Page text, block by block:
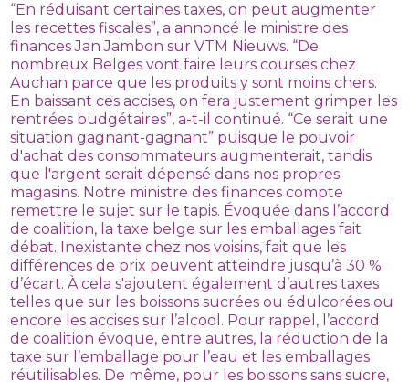
“En réduisant certaines taxes, on peut augmenter
les recettes fiscales”, a annoncé le ministre des
finances Jan Jambon sur VTM Nieuws. “De
nombreux Belges vont faire leurs courses chez
Auchan parce que les produits y sont moins chers.
En baissant ces accises, on fera justement grimper les
rentrées budgétaires”, a-t-il continué. “Ce serait une
situation gagnant-gagnant” puisque le pouvoir
d'achat des consommateurs augmenterait, tandis
que l'argent serait dépensé dans nos propres
magasins. Notre ministre des finances compte
remettre le sujet sur le tapis. Évoquée dans l’accord
de coalition, la taxe belge sur les emballages fait
débat. Inexistante chez nos voisins, fait que les
différences de prix peuvent atteindre jusqu’à 30 %
d’écart. À cela s'ajoutent également d’autres taxes
telles que sur les boissons sucrées ou édulcorées ou
encore les accises sur l’alcool. Pour rappel, l’accord
de coalition évoque, entre autres, la réduction de la
taxe sur l’emballage pour l’eau et les emballages
réutilisables. De même, pour les boissons sans sucre,